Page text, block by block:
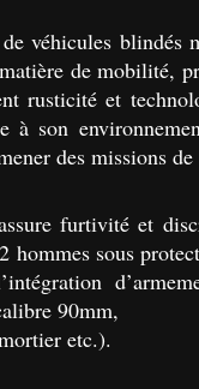
véhicules blindés
de mobilité,
rusticité et
à son
des missions de
furtivité et
hommes sous
90mm,
etc.).